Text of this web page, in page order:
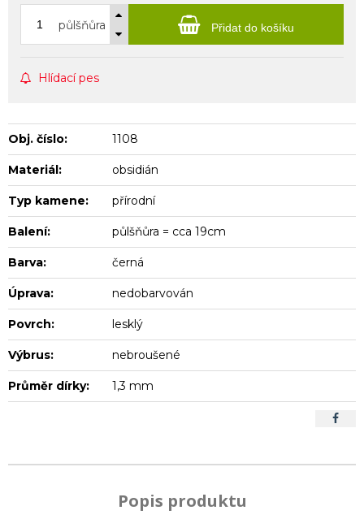
půlšňůra Přidat do košíku
Hlídací pes
Obj. číslo: 1108
Materiál: obsidián
Typ kamene: přírodní
Balení: půlšňůra = cca 19cm
Barva: černá
Úprava: nedobarvován
Povrch: lesklý
Výbrus: nebroušené
Průměr dírky: 1,3 mm
Popis produktu